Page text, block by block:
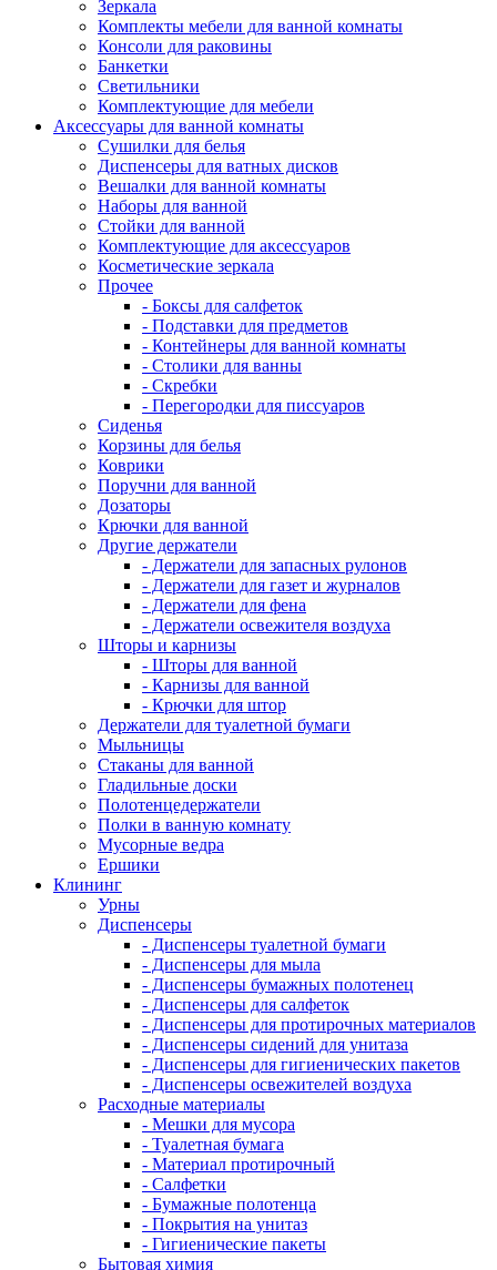
Зеркала
Комплекты мебели для ванной комнаты
Консоли для раковины
Банкетки
Светильники
Комплектующие для мебели
Аксессуары для ванной комнаты
Сушилки для белья
Диспенсеры для ватных дисков
Вешалки для ванной комнаты
Наборы для ванной
Стойки для ванной
Комплектующие для аксессуаров
Косметические зеркала
Прочее
- Боксы для салфеток
- Подставки для предметов
- Контейнеры для ванной комнаты
- Столики для ванны
- Скребки
- Перегородки для писсуаров
Сиденья
Корзины для белья
Коврики
Поручни для ванной
Дозаторы
Крючки для ванной
Другие держатели
- Держатели для запасных рулонов
- Держатели для газет и журналов
- Держатели для фена
- Держатели освежителя воздуха
Шторы и карнизы
- Шторы для ванной
- Карнизы для ванной
- Крючки для штор
Держатели для туалетной бумаги
Мыльницы
Стаканы для ванной
Гладильные доски
Полотенцедержатели
Полки в ванную комнату
Мусорные ведра
Ершики
Клининг
Урны
Диспенсеры
- Диспенсеры туалетной бумаги
- Диспенсеры для мыла
- Диспенсеры бумажных полотенец
- Диспенсеры для салфеток
- Диспенсеры для протирочных материалов
- Диспенсеры сидений для унитаза
- Диспенсеры для гигиенических пакетов
- Диспенсеры освежителей воздуха
Расходные материалы
- Мешки для мусора
- Туалетная бумага
- Материал протирочный
- Салфетки
- Бумажные полотенца
- Покрытия на унитаз
- Гигиенические пакеты
Бытовая химия